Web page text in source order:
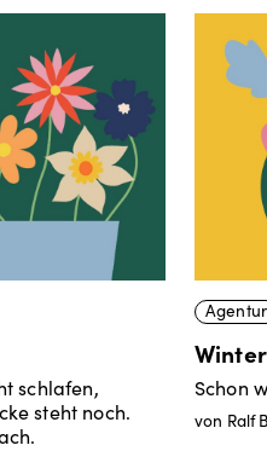
schlafen,
steht noch.
Agentur
Schon
von Ralf